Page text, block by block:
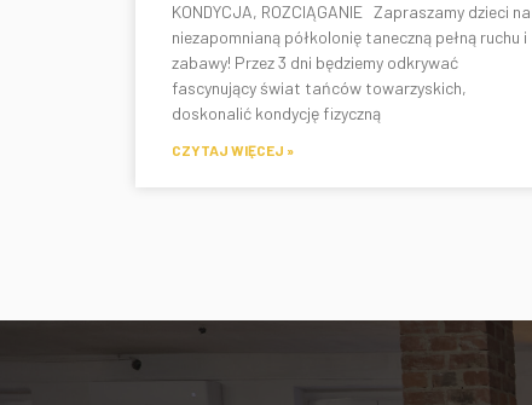
KONDYCJA, ROZCIĄGANIE Zapraszamy dzieci na
niezapomnianą półkolonię taneczną pełną ruchu i
zabawy! Przez 3 dni będziemy odkrywać
fascynujący świat tańców towarzyskich,
doskonalić kondycję fizyczną
CZYTAJ WIĘCEJ »